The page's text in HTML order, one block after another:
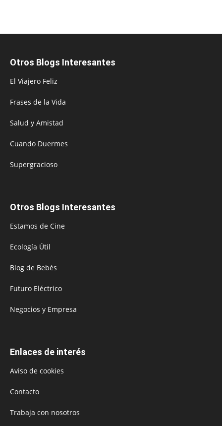
Otros Blogs Interesantes
El Viajero Feliz
Frases de la Vida
Salud y Amistad
Cuando Duermes
Supergracioso
Otros Blogs Interesantes
Estamos de Cine
Ecología Útil
Blog de Bebés
Futuro Eléctrico
Negocios y Empresa
Enlaces de interés
Aviso de cookies
Contacto
Trabaja con nosotros